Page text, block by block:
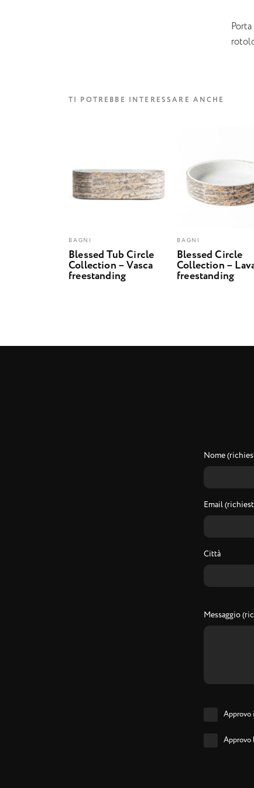
TI POTREBBE INTERESSARE ANCHE
BAGNI
Blessed Tub Circle
Collection – Vasca
freestanding
BAGNI
Blessed Circle
Collection –
freestanding
Nome
Email
Città
Messaggio
Approvo
Approvo